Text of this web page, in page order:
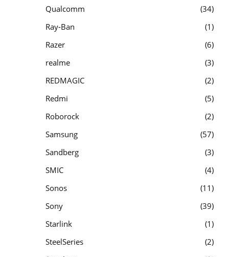
Qualcomm
34
Ray-Ban
1
Razer
6
realme
3
REDMAGIC
2
Redmi
5
Roborock
2
Samsung
57
Sandberg
3
SMIC
4
Sonos
11
Sony
39
Starlink
1
SteelSeries
2